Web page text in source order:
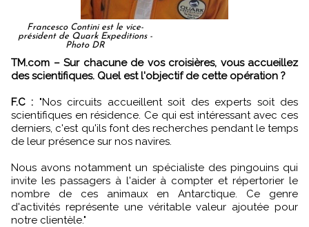
Francesco Contini est le vice-
président de Quark Expeditions -
Photo DR
TM.com – Sur chacune de vos croisières, vous accueillez
des scientifiques. Quel est l'objectif de cette opération ?
F.C : "Nos circuits accueillent soit des experts soit des
scientifiques en résidence. Ce qui est intéressant avec ces
derniers, c'est qu'ils font des recherches pendant le temps
de leur présence sur nos navires.
Nous avons notamment un spécialiste des pingouins qui
invite les passagers à l'aider à compter et répertorier le
nombre de ces animaux en Antarctique. Ce genre
d'activités représente une véritable valeur ajoutée pour
notre clientèle."